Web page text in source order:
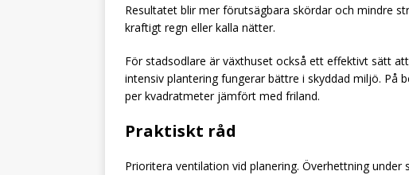
Resultatet blir mer förutsägbara skördar och mindre
kraftigt regn eller kalla nätter.
För stadsodlare är växthuset också ett effektivt sätt
intensiv plantering fungerar bättre i skyddad miljö. På
per kvadratmeter jämfört med friland.
Praktiskt råd
Prioritera ventilation vid planering. Överhettning